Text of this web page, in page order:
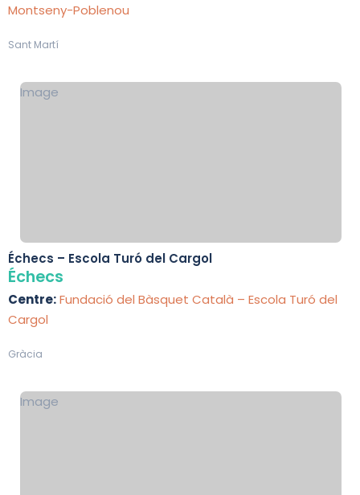
Montseny-Poblenou
Sant Martí
Image
Échecs – Escola Turó del Cargol
Échecs
Centre:Fundació del Bàsquet Català – Escola Turó del
Cargol
Gràcia
Image